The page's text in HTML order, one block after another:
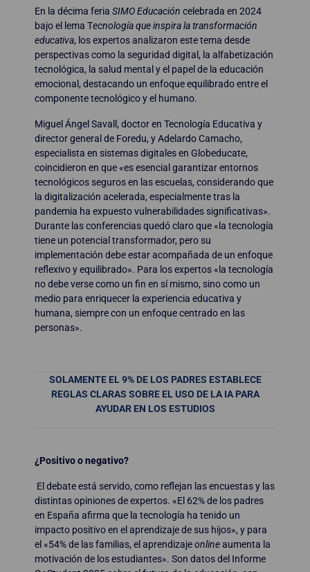
En la décima feria SIMO Educación celebrada en 2024
bajo el lema Tecnología que inspira la transformación
educativa, los expertos analizaron este tema desde
perspectivas como la seguridad digital, la alfabetización
tecnológica, la salud mental y el papel de la educación
emocional, destacando un enfoque equilibrado entre el
componente tecnológico y el humano.
Miguel Ángel Savall, doctor en Tecnología Educativa y
director general de Foredu, y Adelardo Camacho,
especialista en sistemas digitales en Globeducate,
coincidieron en que «es esencial garantizar entornos
tecnológicos seguros en las escuelas, considerando que
la digitalización acelerada, especialmente tras la
pandemia ha expuesto vulnerabilidades significativas».
Durante las conferencias quedó claro que «la tecnología
tiene un potencial transformador, pero su
implementación debe estar acompañada de un enfoque
reflexivo y equilibrado». Para los expertos «la tecnología
no debe verse como un fin en sí mismo, sino como un
medio para enriquecer la experiencia educativa y
humana, siempre con un enfoque centrado en las
personas».
SOLAMENTE EL 9% DE LOS PADRES ESTABLECE
REGLAS CLARAS SOBRE EL USO DE LA IA PARA
AYUDAR EN LOS ESTUDIOS
¿Positivo o negativo?
El debate está servido, como reflejan las encuestas y las
distintas opiniones de expertos. «El 62% de los padres
en España afirma que la tecnología ha tenido un
impacto positivo en el aprendizaje de sus hijos», y para
el «54% de las familias, el aprendizajeonlineaumenta la
motivación de los estudiantes». Son datos del Informe